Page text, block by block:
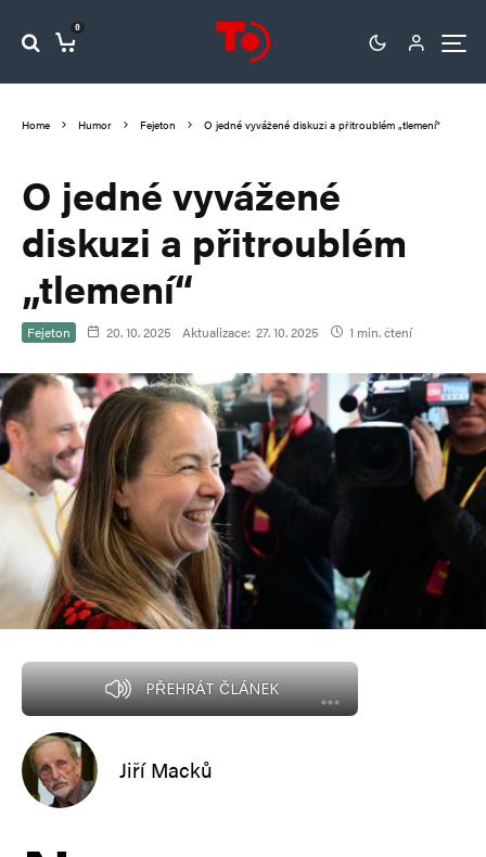
0
Home Humor Fejeton O jedné vyvážené diskuzi a přitroublém „tlemení“
O jedné vyvážené
diskuzi a přitroublém
„tlemení“
Fejeton 20. 10. 2025 Aktualizace: 27. 10. 2025 1 min. čtení
PŘEHRÁT ČLÁNEK
Jiří Macků